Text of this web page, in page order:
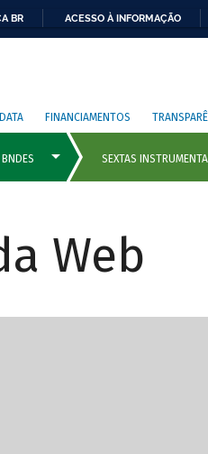
BR ACESSO À INFORMAÇÃO
FINANCIAMENTOS
Web